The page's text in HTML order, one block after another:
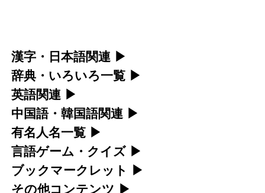
漢字・日本語関連 ▶
漢字の読み方検索、手書き入力、書き順練習な
ど、日本語学習に役立つツールを集めていま
す。
人名漢字辞典 - 読み方検索
手書き漢字入力
辞典・いろいろ一覧 ▶
部首・画数別の漢字一覧、熟語辞典、地名・駅
名検索など、各種リファレンスツールです。
部首画数別漢字一覧
常用漢字一覧
英語関連 ▶
カタカナ語・略語の意味検索、発音記号、リス
ニング練習など英語学習ツールです。
カタカナ語の意味・発音・類語辞典
中国語・韓国語関連 ▶
中国語のピンイン変換、韓国語の手書き入力な
ど、アジア言語学習ツールです。
有名人名一覧 ▶
海外セレブやスポーツ選手の名前の読み方・発
音を確認できます。
言語ゲーム・クイズ ▶
四字熟語パズルや漢字クイズなど、楽しみなが
ブックマークレット ▶
ブラウザに登録して、どのサイトからでも漢字
その他コンテンツ ▶